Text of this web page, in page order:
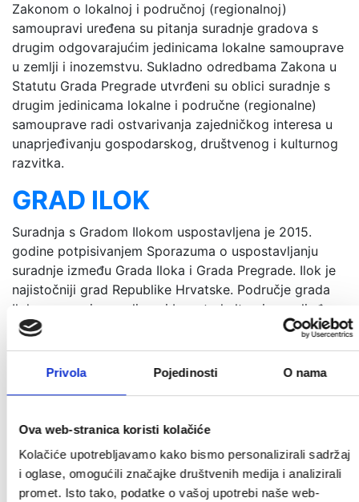
Privola Pojedinosti O nama
Ova web-stranica koristi kolačiće
Kolačiće upotrebljavamo kako bismo personalizirali sadržaj
i oglase, omogućili značajke društvenih medija i analizirali
promet. Isto tako, podatke o vašoj upotrebi naše web-
Zakonom o lokalnoj i područnoj (regionalnoj)
samoupravi uređena su pitanja suradnje gradova s
drugim odgovarajućim jedinicama lokalne samouprave
u zemlji i inozemstvu. Sukladno odredbama Zakona u
Statutu Grada Pregrade utvrđeni su oblici suradnje s
drugim jedinicama lokalne i područne (regionalne)
samouprave radi ostvarivanja zajedničkog interesa u
unaprjeđivanju gospodarskog, društvenog i kulturnog
razvitka.
GRAD ILOK
Suradnja s Gradom Ilokom uspostavljena je 2015.
godine potpisivanjem Sporazuma o uspostavljanju
suradnje između Grada Iloka i Grada Pregrade. Ilok je
najistočniji grad Republike Hrvatske. Područje grada
Iloka zarana je naseljeno i bogato kulturnim nasljeđem,
o čemu svjedoče nalazi od prapovijesti, preko rimskog
razdoblja do zlatnog razdoblja srednjeg i novog
vijeka. Grad Ilok poznat je po vinogradima, vrsnim
rimskog doba. Od tada pa do danas vinogradarstvo i
kraja. Ilok i vino nerazdvojni su već više od dva
tisućljeća. Zanimljivo je to što su u Iloku vinski podrumi